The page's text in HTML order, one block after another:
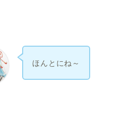
ほんとにね～